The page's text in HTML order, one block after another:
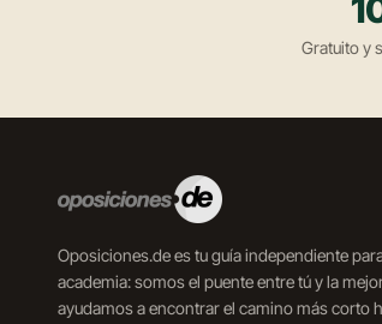
Gratuito y
Oposiciones.de es tu guía independiente
academia: somos el puente entre tú y la
ayudamos a encontrar el camino más corto